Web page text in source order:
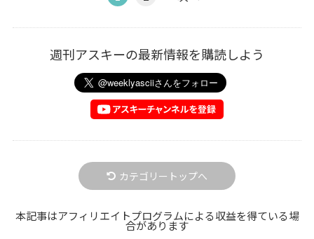
週刊アスキーの最新情報を購読しよう
カテゴリートップへ
本記事はアフィリエイトプログラムによる収益を得ている場
合があります